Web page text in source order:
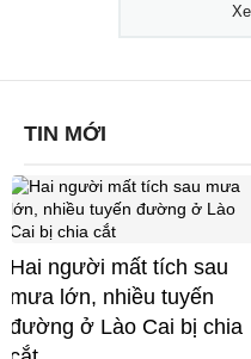
TIN MỚI
Hai người mất tích sau
mưa lớn, nhiều tuyến
đường ở Lào Cai bị chia